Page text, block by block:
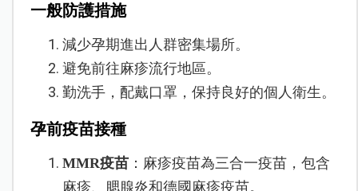
一般防護措施
減少孕期進出人群密集場所。
避免前往麻疹流行地區。
勤洗手，配戴口罩，保持良好的個人衛生。
孕前疫苗接種
MMR疫苗：麻疹疫苗為三合一疫苗，包含
麻疹、腮腺炎和德國麻疹疫苗。